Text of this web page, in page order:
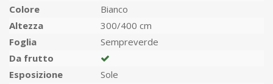
Colore
Bianco
Altezza
300/400 cm
Foglia
Sempreverde
Da frutto
Esposizione
Sole